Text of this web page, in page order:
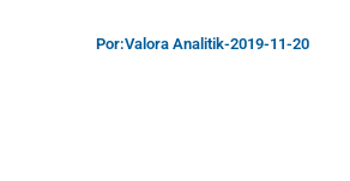
Por:Valora Analitik-2019-11-20